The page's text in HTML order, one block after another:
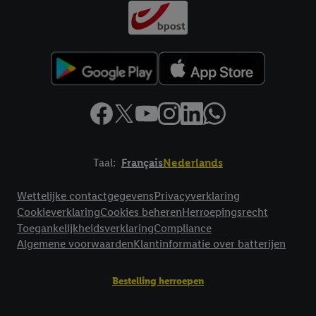
Taal: FrançaisNederlands
Wettelijke contactgegevensPrivacyverklaring
CookieverklaringCookies beherenHerroepingsrecht
ToegankelijkheidsverklaringCompliance
Algemene voorwaardenKlantinformatie over batterijen
Bestelling herroepen